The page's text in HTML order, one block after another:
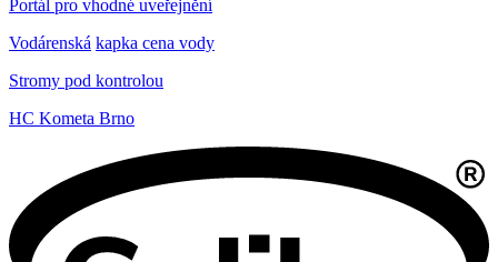
Portál pro vhodné uveřejnění
Vodárenská kapka cena vody
Stromy pod kontrolou
HC Kometa Brno